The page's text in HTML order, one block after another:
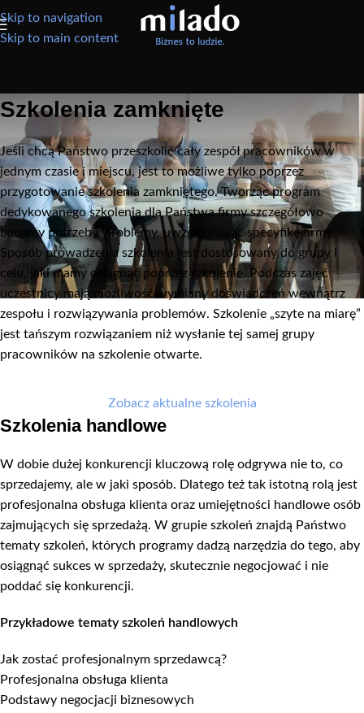
Skip to navigation
Skip to main content
Szkolenia zamknięte
Jeśli chcą Państwo przeszkolić cały zespół pracowników w
jednym czasie i miejscu, jest to możliwe tylko poprzez
przygotowanie szkolenia zamkniętego. Tworząc program
dedykowanego szkolenia dla Państwa firmy szczegółowo
badamy potrzeby, problemy, uwzględniając specyfikę firmy.
Sposób prowadzenia szkolenia jest dostosowany do grupy i
celu, jaki mamy osiągnąć poprzez szkolenie. Podczas zajęć
uczestnicy mają możliwość wymiany doświadczeń wewnątrz
zespołu i rozwiązywania problemów. Szkolenie „szyte na miarę”
jest tańszym rozwiązaniem niż wysłanie tej samej grupy
pracowników na szkolenie otwarte.
Zobacz aktualne szkolenia
Szkolenia handlowe
W dobie dużej konkurencji kluczową rolę odgrywa nie to, co
sprzedajemy, ale w jaki sposób. Dlatego też tak istotną rolą jest
profesjonalna obsługa klienta oraz umiejętności handlowe osób
zajmujących się sprzedażą. W grupie szkoleń znajdą Państwo
tematy szkoleń, których programy dadzą narzędzia do tego, aby
osiągnąć sukces w sprzedaży, skutecznie negocjować i nie
poddać się konkurencji.
Przykładowe tematy szkoleń handlowych
Jak zostać profesjonalnym sprzedawcą?
Profesjonalna obsługa klienta
Podstawy negocjacji biznesowych